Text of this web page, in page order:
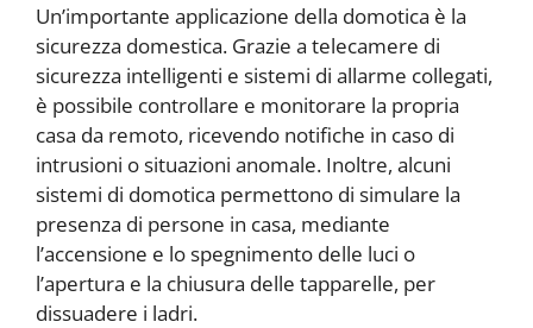
Un’importante applicazione della domotica è la
sicurezza domestica. Grazie a telecamere di
sicurezza intelligenti e sistemi di allarme collegati,
è possibile controllare e monitorare la propria
casa da remoto, ricevendo notifiche in caso di
intrusioni o situazioni anomale. Inoltre, alcuni
sistemi di domotica permettono di simulare la
presenza di persone in casa, mediante
l’accensione e lo spegnimento delle luci o
l’apertura e la chiusura delle tapparelle, per
dissuadere i ladri.